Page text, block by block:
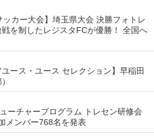
ッカー大会】埼玉県大会 決勝フォトレ
を制したレジスタFCが優勝！ 全国へ
ユース・ユース セレクション】早稲田
ーチャープログラム トレセン研修会
メンバー768名を発表